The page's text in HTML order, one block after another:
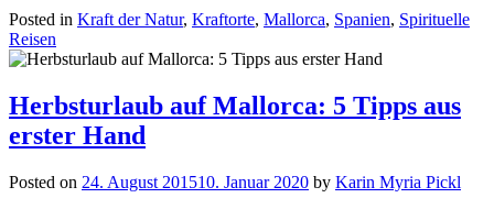
Posted in Kraft der Natur, Kraftorte, Mallorca, Spanien, Spirituelle
Reisen
Herbsturlaub auf Mallorca: 5 Tipps aus
erster Hand
Posted on 24. August 201510. Januar 2020 by Karin Myria Pickl